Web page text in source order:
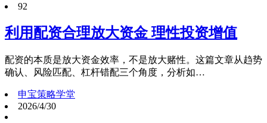
92
利用配资合理放大资金 理性投资增值
配资的本质是放大资金效率，不是放大赌性。这篇文章从趋势
确认、风险匹配、杠杆错配三个角度，分析如…
申宝策略学堂
2026/4/30